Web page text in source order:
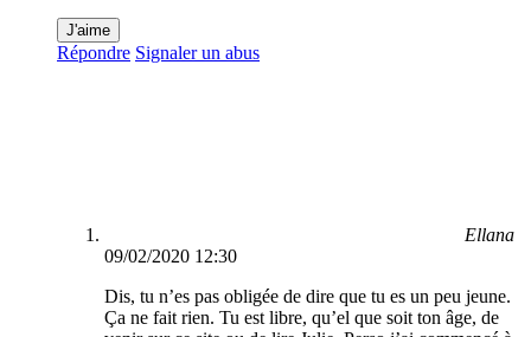
J'aime
Répondre Signaler un abus
Ellana
09/02/2020 12:30
Dis, tu n’es pas obligée de dire que tu es un peu jeune.
Ça ne fait rien. Tu est libre, qu’el que soit ton âge, de